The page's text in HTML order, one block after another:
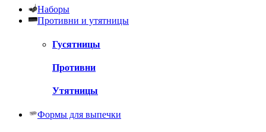
Наборы
Противни и утятницы
Гусятницы
Противни
Утятницы
Формы для выпечки